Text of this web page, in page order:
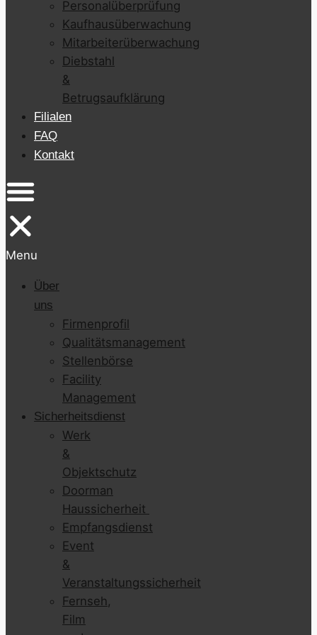
Personalüberprüfung
Kaufhausüberwachung
Mitarbeiterüberwachung
Diebstahl
&
Betrugsaufklärung
Filialen
FAQ
Kontakt
Menu
Über
uns
Firmenprofil
Qualitätsmanagement
Stellenbörse
Facility
Management
Sicherheitsdienst
Werk
&
Objektschutz
Doorman
Haussicherheit
Empfangsdienst
Event
&
Veranstaltungssicherheit
Fernseh,
Film